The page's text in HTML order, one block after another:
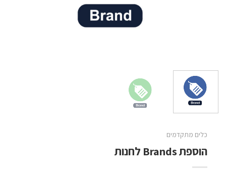
כלים מתקדמים
הוספת Brands לחנות